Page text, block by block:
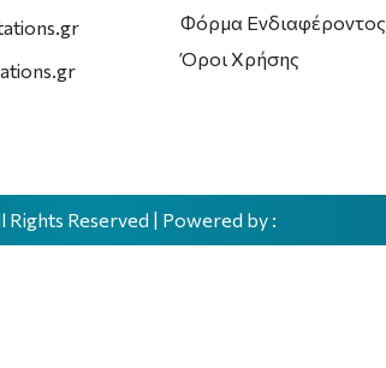
Φόρμα Ενδιαφέροντος
Όροι Χρήσης
Rights Reserved | Powered by :